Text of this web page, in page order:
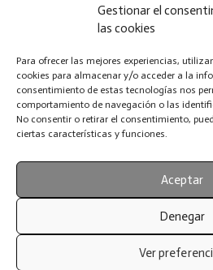
Gestionar el
las cookies
Para ofrecer las mejores experiencias,
cookies para almacenar y/o acceder a la
consentimiento de estas tecnologías nos
comportamiento de navegación o las
No consentir o retirar el consentimiento,
ciertas características y funciones.
Aceptar
Denegar
Ver
© Canina Nacional ACCAM 2025.